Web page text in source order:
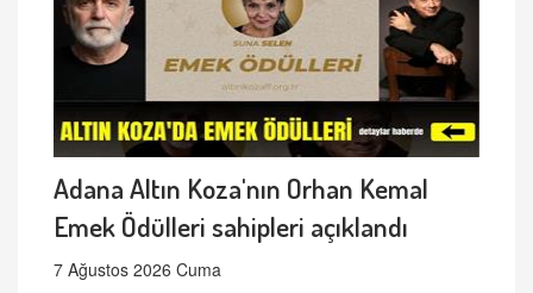
Adana Altın Koza'nın Orhan Kemal
Emek Ödülleri sahipleri açıklandı
7 Ağustos 2026 Cuma